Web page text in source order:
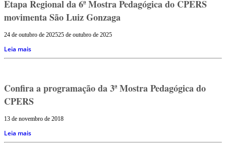
Etapa Regional da 6ª Mostra Pedagógica do CPERS
movimenta São Luiz Gonzaga
24 de outubro de 202525 de outubro de 2025
Leia mais
Confira a programação da 3ª Mostra Pedagógica do
CPERS
13 de novembro de 2018
Leia mais